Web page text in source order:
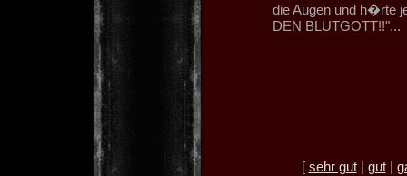
die Augen und h�rte
DEN BLUTGOTT!!"...
[ sehr gut| gut|